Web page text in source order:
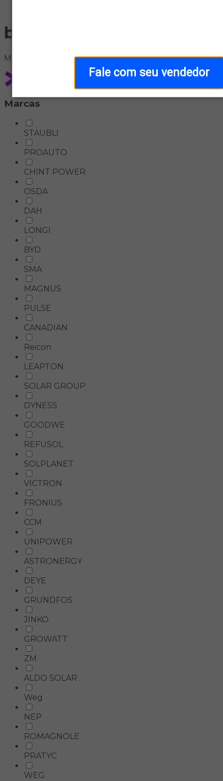
Fale com seu vendedor
bateria-solar-litio
Meus
Marcas
STAUBLI
PROAUTO
CHINT POWER
OSDA
DAH
LONGI
BYD
SMA
MAGNUS
PULSE
CANADIAN
Reicon
LEAPTON
SOLAR GROUP
DYNESS
GOODWE
REFUSOL
SOLPLANET
VICTRON
FRONIUS
CCM
UNIPOWER
ASTRONERGY
DEYE
GRUNDFOS
JINKO
GROWATT
ZM
ALDO SOLAR
Weg
NEP
ROMAGNOLE
PRATYC
WEG